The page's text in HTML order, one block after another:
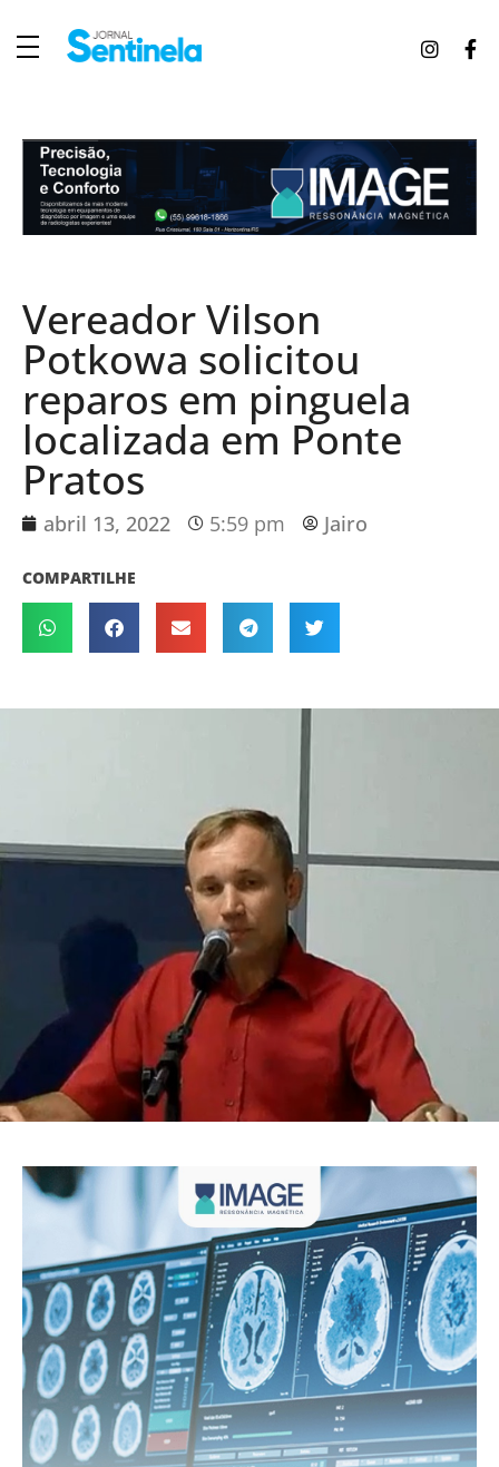
Vereador Vilson
Potkowa solicitou
reparos em pinguela
localizada em Ponte
Pratos
abril 13, 2022 5:59 pm Jairo
COMPARTILHE